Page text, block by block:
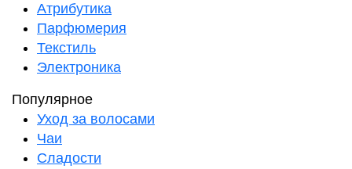
Атрибутика
Парфюмерия
Текстиль
Электроника
Популярное
Уход за волосами
Чаи
Сладости